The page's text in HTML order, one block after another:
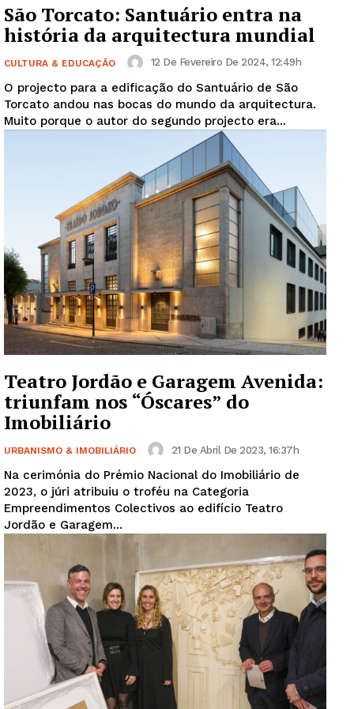
Guimarães, agora!
São Torcato: Santuário entra na
história da arquitectura mundial
CULTURA & EDUCAÇÃO 12 De Fevereiro De 2024, 12:49h
O projecto para a edificação do Santuário de São
Torcato andou nas bocas do mundo da arquitectura.
Muito porque o autor do segundo projecto era...
Teatro Jordão e Garagem Avenida:
triunfam nos “Óscares” do
Imobiliário
URBANISMO & IMOBILIÁRIO 21 De Abril De 2023, 16:37h
Na cerimónia do Prémio Nacional do Imobiliário de
2023, o júri atribuiu o troféu na Categoria
Empreendimentos Colectivos ao edifício Teatro
Jordão e Garagem...